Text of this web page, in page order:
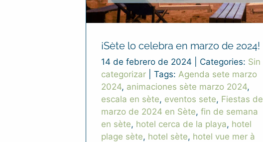
¡Sète lo celebra en marzo de 2024!
14 de febrero de 2024 Categories: Sin
categorizar
Tags: Agenda sete marzo
2024, animaciones sète marzo 2024,
escala en sète, eventos sete, Fiestas de
marzo de 2024 en Sète, fin de semana
en sète, hotel cerca de la playa, hotel
plage sète, hotel sète, hotel vue mer à